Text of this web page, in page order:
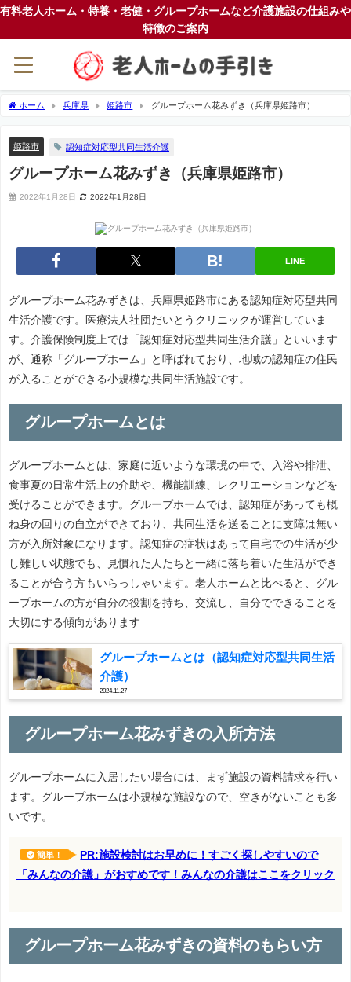
有料老人ホーム・特養・老健・グループホームなど介護施設の仕組みや
特徴のご案内
ホーム 兵庫県 姫路市 グループホーム花みずき（兵庫県姫路市）
姫路市 認知症対応型共同生活介護
グループホーム花みずき（兵庫県姫路市）
2022年1月28日 2022年1月28日
LINE
グループホーム花みずきは、兵庫県姫路市にある認知症対応型共同
生活介護です。医療法人社団だいとうクリニックが運営していま
す。介護保険制度上では「認知症対応型共同生活介護」といいます
が、通称「グループホーム」と呼ばれており、地域の認知症の住民
が入ることができる小規模な共同生活施設です。
グループホームとは
グループホームとは、家庭に近いような環境の中で、入浴や排泄、
食事夏の日常生活上の介助や、機能訓練、レクリエーションなどを
受けることができます。グループホームでは、認知症があっても概
ね身の回りの自立ができており、共同生活を送ることに支障は無い
方が入所対象になります。認知症の症状はあって自宅での生活が少
し難しい状態でも、見慣れた人たちと一緒に落ち着いた生活ができ
ることが合う方もいらっしゃいます。老人ホームと比べると、グル
ープホームの方が自分の役割を持ち、交流し、自分でできることを
大切にする傾向があります
グループホームとは（認知症対応型共同生活
介護）
2024.11.27
グループホーム花みずきの入所方法
グループホームに入居したい場合には、まず施設の資料請求を行い
ます。グループホームは小規模な施設なので、空きがないことも多
いです。
簡単！
PR:施設検討はお早めに！すごく探しやすいので
「みんなの介護」がおすめです！みんなの介護はここをクリック
グループホーム花みずきの資料のもらい方